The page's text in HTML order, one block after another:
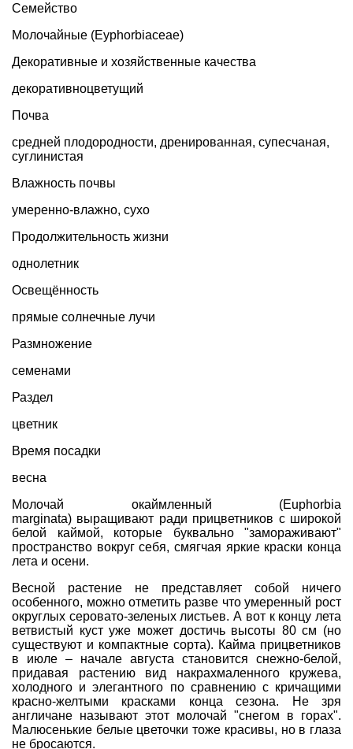
Семейство
Молочайные (Eyphorbiaceae)
Декоративные и хозяйственные качества
декоративноцветущий
Почва
средней плодородности, дренированная, супесчаная,
суглинистая
Влажность почвы
умеренно-влажно, сухо
Продолжительность жизни
однолетник
Освещённость
прямые солнечные лучи
Размножение
семенами
Раздел
цветник
Время посадки
весна
Молочай окаймленный (Euphorbia
marginata) выращивают ради прицветников с широкой
белой каймой, которые буквально "замораживают"
пространство вокруг себя, смягчая яркие краски конца
лета и осени.
Весной растение не представляет собой ничего
особенного, можно отметить разве что умеренный рост
округлых серовато-зеленых листьев. А вот к концу лета
ветвистый куст уже может достичь высоты 80 см (но
существуют и компактные сорта). Кайма прицветников
в июле – начале августа становится снежно-белой,
придавая растению вид накрахмаленного кружева,
холодного и элегантного по сравнению с кричащими
красно-желтыми красками конца сезона. Не зря
англичане называют этот молочай "снегом в горах".
Малюсенькие белые цветочки тоже красивы, но в глаза
не бросаются.